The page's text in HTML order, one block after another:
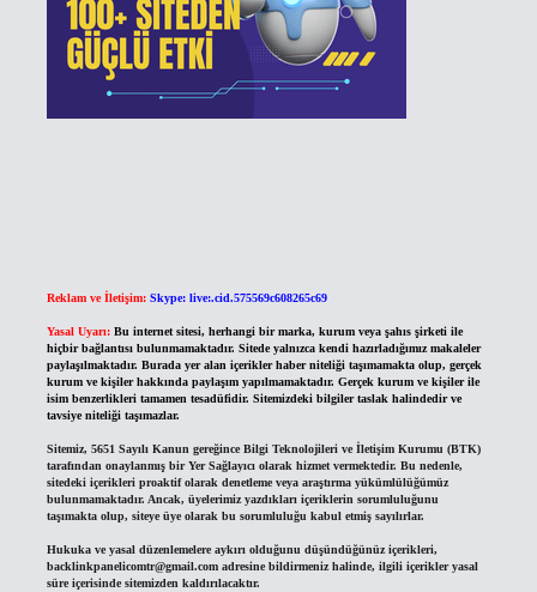
Reklam ve İletişim: Skype: live:.cid.575569c608265c69
Yasal Uyarı: Bu internet sitesi, herhangi bir marka, kurum veya şahıs şirketi ile
hiçbir bağlantısı bulunmamaktadır. Sitede yalnızca kendi hazırladığımız makaleler
paylaşılmaktadır. Burada yer alan içerikler haber niteliği taşımamakta olup, gerçek
kurum ve kişiler hakkında paylaşım yapılmamaktadır. Gerçek kurum ve kişiler ile
isim benzerlikleri tamamen tesadüfidir. Sitemizdeki bilgiler taslak halindedir ve
tavsiye niteliği taşımazlar.
Sitemiz, 5651 Sayılı Kanun gereğince Bilgi Teknolojileri ve İletişim Kurumu (BTK)
tarafından onaylanmış bir Yer Sağlayıcı olarak hizmet vermektedir. Bu nedenle,
sitedeki içerikleri proaktif olarak denetleme veya araştırma yükümlülüğümüz
bulunmamaktadır. Ancak, üyelerimiz yazdıkları içeriklerin sorumluluğunu
taşımakta olup, siteye üye olarak bu sorumluluğu kabul etmiş sayılırlar.
Hukuka ve yasal düzenlemelere aykırı olduğunu düşündüğünüz içerikleri,
backlinkpanelicomtr@gmail.comadresine bildirmeniz halinde, ilgili içerikler yasal
süre içerisinde sitemizden kaldırılacaktır.